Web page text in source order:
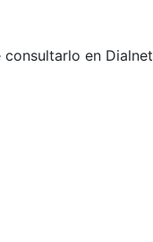
en Dialnet